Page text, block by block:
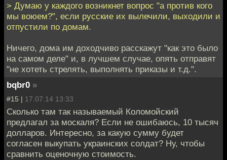
> Думаю у каждого возникнет вопрос "а против кого
мы воюем?", если русские их вылечили, выходили и
отпустили по домам.
Ничего, дома им доходчиво расскажут "как это было
на самом деле" и, в лучшем случае, опять отправят
"не хотеть стрелять, выполнять приказы и т.д.".
bqbr0 »
#15 | 17.07.14 13:33
Сколько там так называемый Коломойский
предлагал за москаля? Если не ошибаюсь, 10 тысяч
долларов. Интересно, за какую сумму будет
согласен выкупать украинских солдат? Ну, чтобы
сравнить оценочную стоимость.